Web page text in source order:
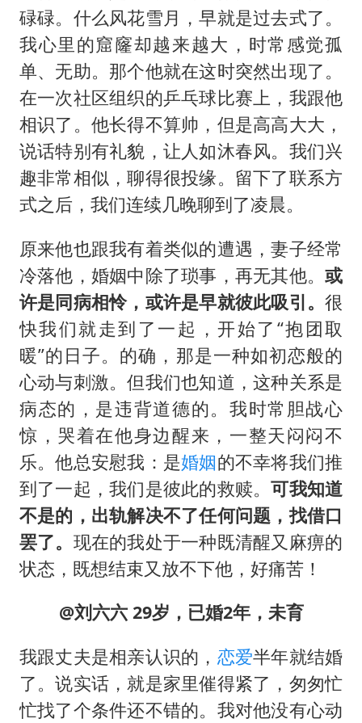
碌碌。什么风花雪月，早就是过去式了。
我心里的窟窿却越来越大，时常感觉孤
单、无助。那个他就在这时突然出现了。
在一次社区组织的乒乓球比赛上，我跟他
相识了。他长得不算帅，但是高高大大，
说话特别有礼貌，让人如沐春风。我们兴
趣非常相似，聊得很投缘。留下了联系方
式之后，我们连续几晚聊到了凌晨。
原来他也跟我有着类似的遭遇，妻子经常
冷落他，婚姻中除了琐事，再无其他。或
许是同病相怜，或许是早就彼此吸引。很
快我们就走到了一起，开始了“抱团取
暖”的日子。的确，那是一种如初恋般的
心动与刺激。但我们也知道，这种关系是
病态的，是违背道德的。我时常胆战心
惊，哭着在他身边醒来，一整天闷闷不
乐。他总安慰我：是婚姻的不幸将我们推
到了一起，我们是彼此的救赎。可我知道
不是的，出轨解决不了任何问题，找借口
罢了。 现在的我处于一种既清醒又麻痹的
状态，既想结束又放不下他，好痛苦！
@刘六六 29岁，已婚2年，未育
我跟丈夫是相亲认识的， 恋爱半年就结婚
了。说实话，就是家里催得紧了，匆匆忙
忙找了个条件还不错的。我对他没有心动